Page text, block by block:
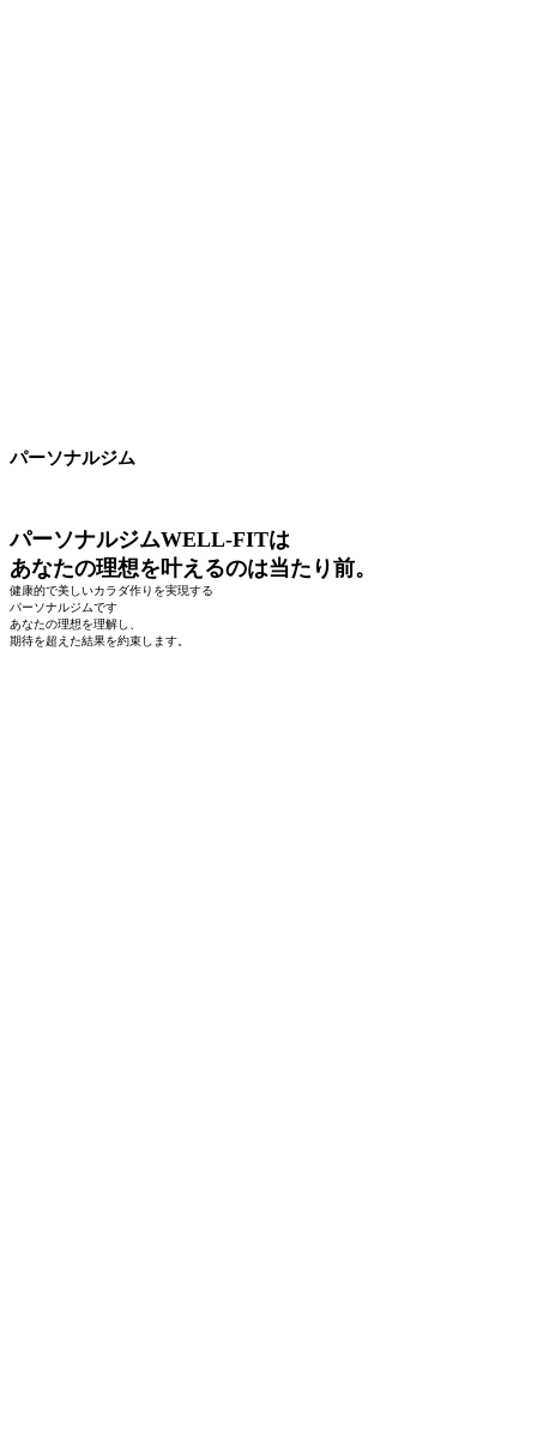
パーソナルジム
パーソナルジムWELL-FITは
あなたの理想を叶えるのは当たり前。
健康的で美しいカラダ作りを実現する
パーソナルジムです
あなたの理想を理解し、
期待を超えた結果を約束します。